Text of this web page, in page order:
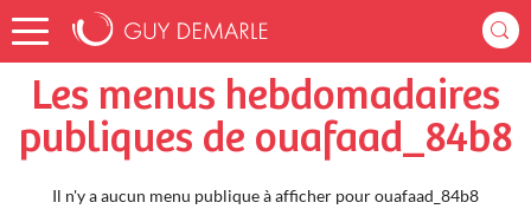
Accueil ouafaad_84b8 Menus Hebdomadaires
Les menus hebdomadaires
publiques de ouafaad_84b8
Il n'y a aucun menu publique à afficher pour ouafaad_84b8